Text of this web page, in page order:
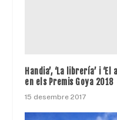
Handia’, ‘La librería’ i
en els Premis Goya 2018
15 desembre 2017